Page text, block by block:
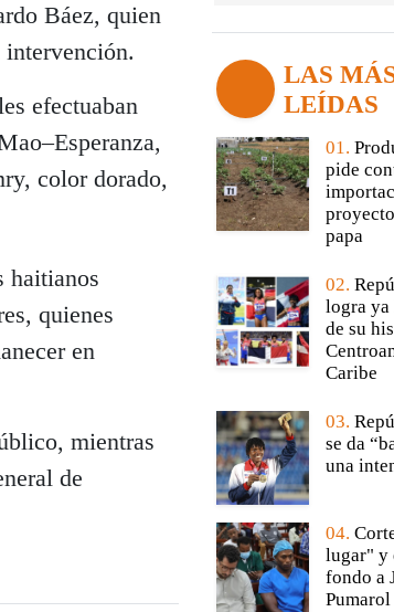
Báez, quien
efectuaban
color dorado,
haitianos
quienes
en
mientras
de
LAS
LEÍDAS
01.
pide
papa
02.
logra ya
de su
Caribe
03.
se da
una
04.
lugar" y
fondo a
Pumarol